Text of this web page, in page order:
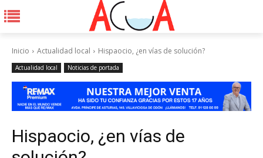
Inicio Actualidad local Hispaocio, ¿en vías de solución?
Actualidad local Noticias de portada
Hispaocio, ¿en vías de